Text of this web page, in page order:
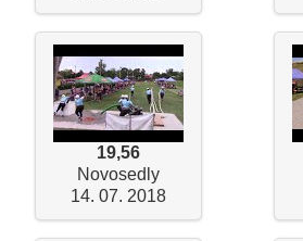
19,56
Novosedly
14. 07. 2018